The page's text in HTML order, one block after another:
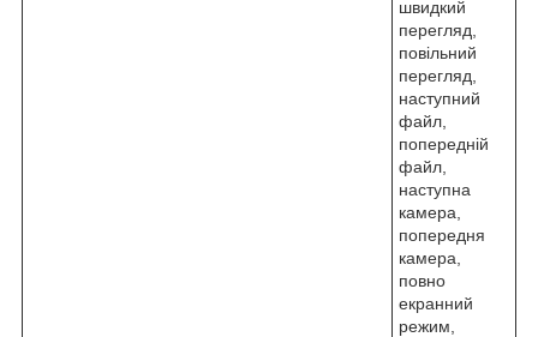
швидкий
перегляд,
повільний
перегляд,
наступний
файл,
попередній
файл,
наступна
камера,
попередня
камера,
повно
екранний
режим,